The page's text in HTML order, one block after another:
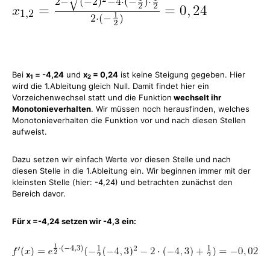
Bei x1 = -4,24 und x2 = 0,24 ist keine Steigung gegeben. Hier
wird die 1.Ableitung gleich Null. Damit findet hier ein
Vorzeichenwechsel statt und die Funktion wechselt ihr
Monotonieverhalten. Wir müssen noch herausfinden, welches
Monotonieverhalten die Funktion vor und nach diesen Stellen
aufweist.
Dazu setzen wir einfach Werte vor diesen Stelle und nach
diesen Stelle in die 1.Ableitung ein. Wir beginnen immer mit der
kleinsten Stelle (hier: -4,24) und betrachten zunächst den
Bereich davor.
Für x =-4,24 setzen wir -4,3 ein: